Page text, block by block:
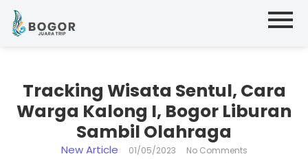
Tracking Wisata Sentul, Cara
Warga Kalong I, Bogor Liburan
Sambil Olahraga
New Article 01/05/2023 No Comments